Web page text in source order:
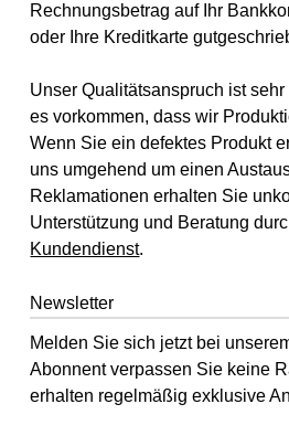
Rechnungsbetrag auf Ihr
oder Ihre Kreditkarte
Unser Qualitätsanspruch ist
es vorkommen, dass wir
Wenn Sie ein defektes Produkt
uns umgehend um einen
Reklamationen erhalten Sie
Unterstützung und Beratung
Kundendienst.
Newsletter
Melden Sie sich jetzt bei
Abonnent verpassen Sie keine
erhalten regelmäßig exklusive